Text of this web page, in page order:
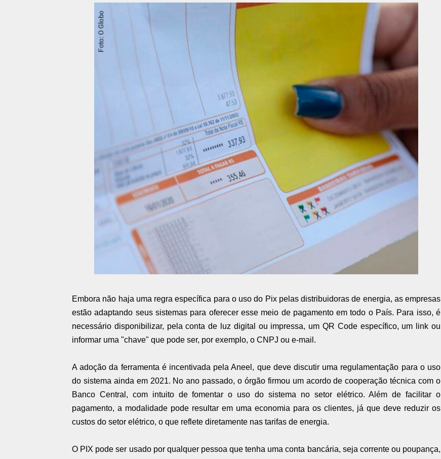
Embora não haja uma regra específica para o uso do Pix pelas distribuidoras de energia, as empresas
estão adaptando seus sistemas para oferecer esse meio de pagamento em todo o País. Para isso, é
necessário disponibilizar, pela conta de luz digital ou impressa, um QR Code específico, um link ou
informar uma "chave" que pode ser, por exemplo, o CNPJ ou e-mail.
A adoção da ferramenta é incentivada pela Aneel, que deve discutir uma regulamentação para o uso
do sistema ainda em 2021. No ano passado, o órgão firmou um acordo de cooperação técnica com o
Banco Central, com intuito de fomentar o uso do sistema no setor elétrico. Além de facilitar o
pagamento, a modalidade pode resultar em uma economia para os clientes, já que deve reduzir os
custos do setor elétrico, o que reflete diretamente nas tarifas de energia.
O PIX pode ser usado por qualquer pessoa que tenha uma conta bancária, seja corrente ou poupança,